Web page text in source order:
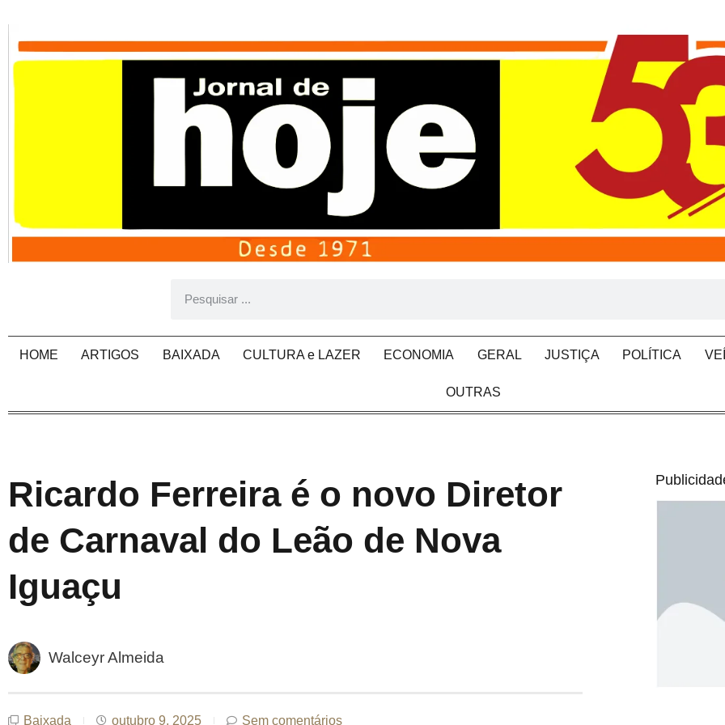
HOME ARTIGOS BAIXADA CULTURA e LAZER ECONOMIA GERAL JUSTIÇA POLÍTICA
OUTRAS
Ricardo Ferreira é o novo Diretor
de Carnaval do Leão de Nova
Iguaçu
Walceyr Almeida
Baixada outubro 9, 2025 Sem comentários